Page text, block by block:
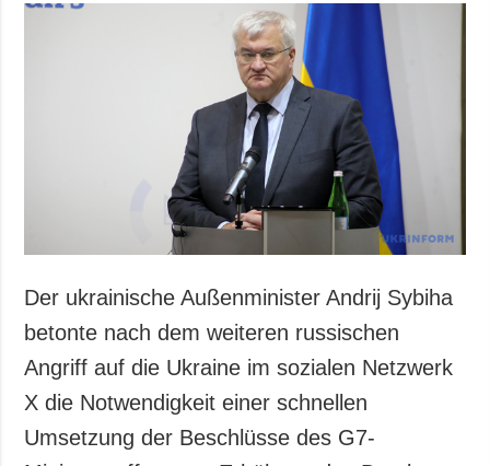
Der ukrainische Außenminister Andrij Sybiha
betonte nach dem weiteren russischen
Angriff auf die Ukraine im sozialen Netzwerk
X die Notwendigkeit einer schnellen
Umsetzung der Beschlüsse des G7-